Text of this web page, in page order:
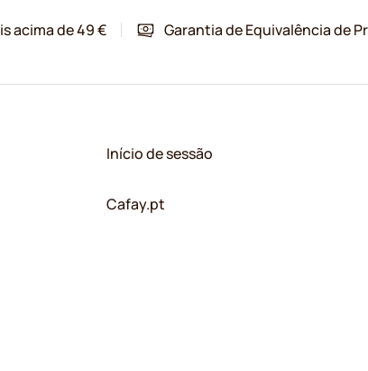
acima de 49 € Garantia de Equivalência de
Início de sessão
Cafay.pt